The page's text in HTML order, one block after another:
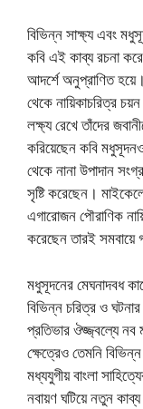
বিভিন্ন সাক্ষ্য এবং
কবি এই কাব্য রচনা
আদর্শে অনুপ্রাণিত
থেকে নায়িকাচরিত্র
লক্ষ্য রেখে তাঁদের
করিয়েছেন কবি
থেকে নানা উপাদান
সৃষ্টি করেছেন।
এগারোজন পৌরাণিক
করেছেন তারই সমবায়ে
মধুসূদনের মেঘনাদবধ
বিভিন্ন চরিত্র ও
প্রতিভার ঔজ্জ্বল্যে নব
ক্ষেত্রেও তেমনি
মধ্যযুগীয় বাংলা
নবায়ণ ঘটিয়ে নতুন